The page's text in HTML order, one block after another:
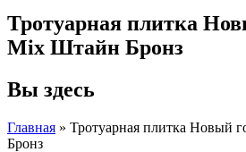
Тротуарная плитка
Mix Штайн Бронз
Вы здесь
Главная » Тротуарная плитка Новый
Бронз